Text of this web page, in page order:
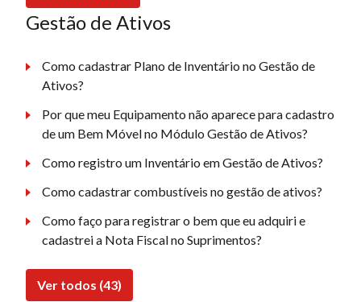
Gestão de Ativos
Como cadastrar Plano de Inventário no Gestão de
Ativos?
Por que meu Equipamento não aparece para cadastro
de um Bem Móvel no Módulo Gestão de Ativos?
Como registro um Inventário em Gestão de Ativos?
Como cadastrar combustíveis no gestão de ativos?
Como faço para registrar o bem que eu adquiri e
cadastrei a Nota Fiscal no Suprimentos?
Ver todos (43)